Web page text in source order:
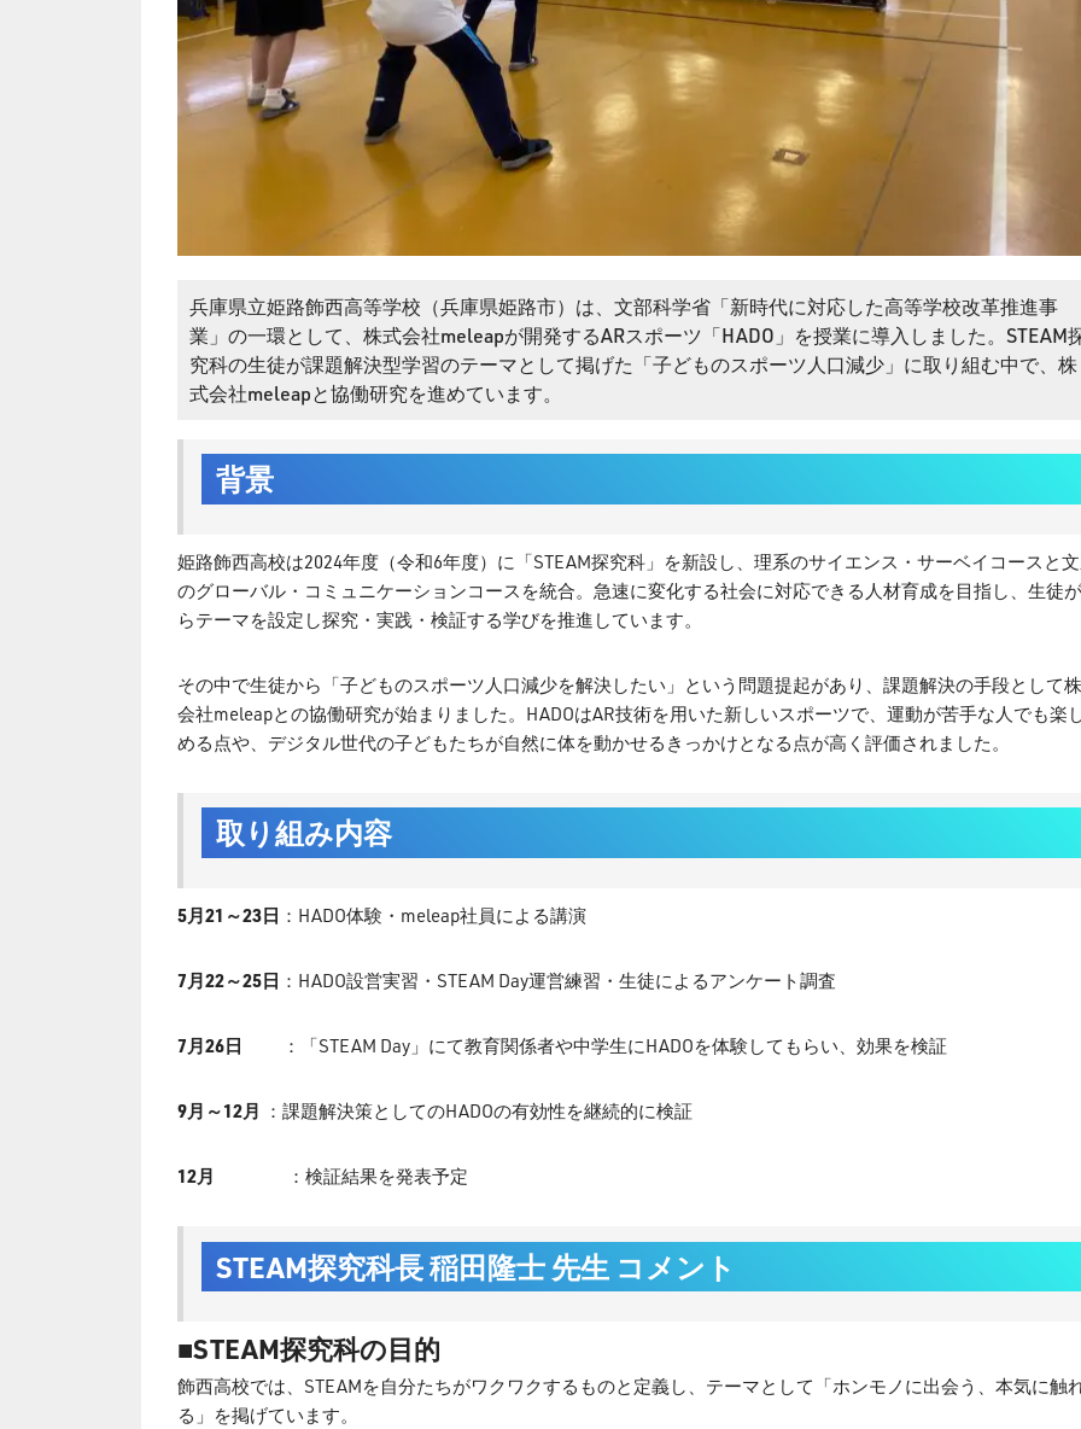
兵庫県立姫路飾西高等学校（兵庫県姫路市）は、文部科学省「新時代に対応した高等学校改革推進事
業」の一環として、株式会社meleapが開発するARスポーツ「HADO」を授業に導入しました。STEAM
究科の生徒が課題解決型学習のテーマとして掲げた「子どものスポーツ人口減少」に取り組む中で、株
式会社meleapと協働研究を進めています。
背景
姫路飾西高校は2024年度（令和6年度）に「STEAM探究科」を新設し、理系のサイエンス・サーベイコースと
のグローバル・コミュニケーションコースを統合。急速に変化する社会に対応できる人材育成を目指し、生徒
らテーマを設定し探究・実践・検証する学びを推進しています。
その中で生徒から「子どものスポーツ人口減少を解決したい」という問題提起があり、課題解決の手段として
会社meleapとの協働研究が始まりました。HADOはAR技術を用いた新しいスポーツで、運動が苦手な人でも楽
める点や、デジタル世代の子どもたちが自然に体を動かせるきっかけとなる点が高く評価されました。
取り組み内容
5月21～23日 ：HADO体験・meleap社員による講演
7月22～25日 ：HADO設営実習・STEAM Day運営練習・生徒によるアンケート調査
7月26日 ：「STEAM Day」にて教育関係者や中学生にHADOを体験してもらい、効果を検証
9月～12月 ：課題解決策としてのHADOの有効性を継続的に検証
12月 ：検証結果を発表予定
STEAM探究科長 稲田隆士 先生 コメント
■STEAM探究科の目的
飾西高校では、STEAMを自分たちがワクワクするものと定義し、テーマとして「ホンモノに出会う、本気に触
る」を掲げています。